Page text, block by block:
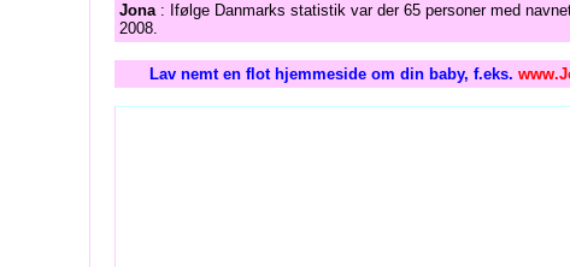
Jona: Ifølge Danmarks statistik var der 65 personer med
2008.
Lav nemt en flot hjemmeside om din baby, f.eks.